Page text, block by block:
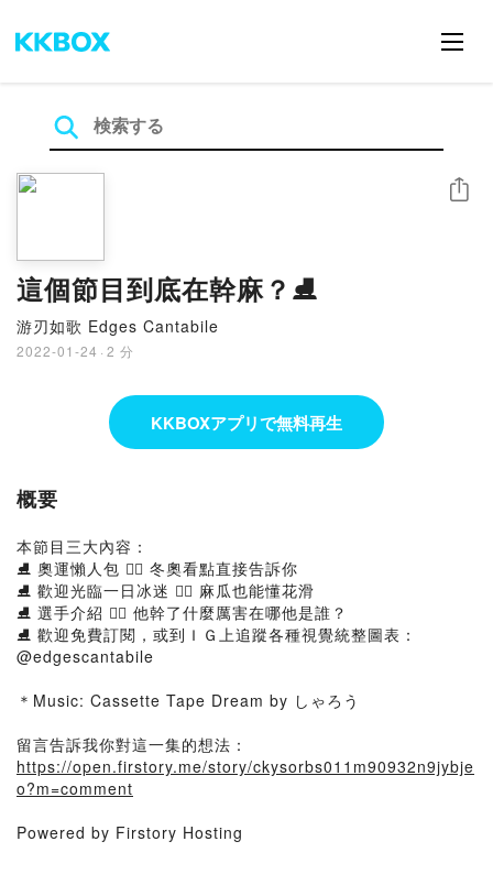
這個節目到底在幹麻？⛸️
游刃如歌 Edges Cantabile
2022-01-24 · 2 分
シェア
KKBOXアプリで無料再生
概要
本節目三大內容：
⛸️ 奧運懶人包 👉🏻 冬奧看點直接告訴你
⛸️ 歡迎光臨一日冰迷 👉🏻 麻瓜也能懂花滑
⛸️ 選手介紹 👉🏻 他幹了什麼厲害在哪他是誰？
⛸️ 歡迎免費訂閱，或到ＩＧ上追蹤各種視覺統整圖表：
@edgescantabile
＊Music: Cassette Tape Dream by しゃろう
留言告訴我你對這一集的想法：
https://open.firstory.me/story/ckysorbs011m90932n9jybje
o?m=comment
Powered by Firstory Hosting